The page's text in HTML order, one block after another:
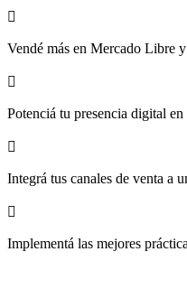

Vendé más en Mercado Libre

Potenciá tu presencia digital

Integrá tus canales de venta a

Implementá las mejores